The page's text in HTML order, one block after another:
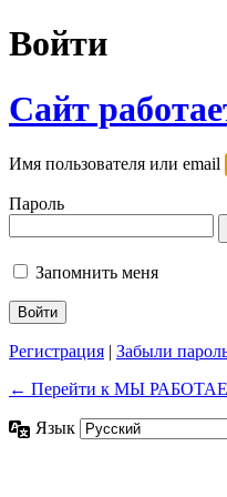
Войти
Сайт
Имя пользователя или email
Пароль
Запомнить меня
Регистрация | Забыли
← Перейти к МЫ
Язык